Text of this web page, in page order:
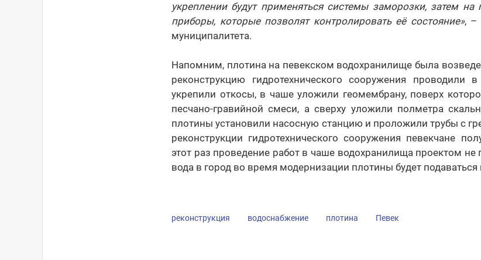
укреплении будут применяться системы заморозки, затем на
приборы, которые позволят контролировать её состояние», –
муниципалитета.
Напомним, плотина на певекском водохранилище была
реконструкцию гидротехнического сооружения
укрепили откосы, в чаше уложили геомембрану, поверх
песчано-гравийной смеси, а сверху уложили полметра
плотины установили насосную станцию и проложили трубы с
реконструкции гидротехнического сооружения певекчане
этот раз проведение работ в чаше водохранилища проектом не
вода в город во время модернизации плотины будет
реконструкция водоснабжение плотина Певек